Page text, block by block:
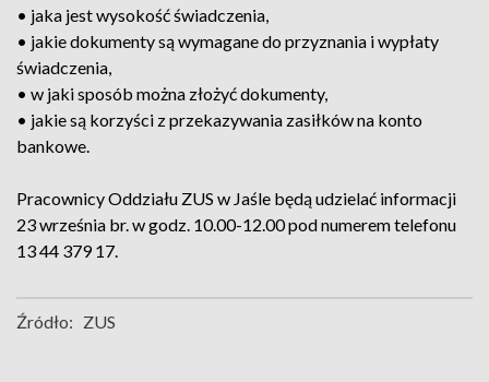
• jaka jest wysokość świadczenia,
• jakie dokumenty są wymagane do przyznania i wypłaty
świadczenia,
• w jaki sposób można złożyć dokumenty,
• jakie są korzyści z przekazywania zasiłków na konto
bankowe.
Pracownicy Oddziału ZUS w Jaśle będą udzielać informacji
23 września br. w godz. 10.00-12.00 pod numerem telefonu
13 44 379 17.
Źródło: ZUS